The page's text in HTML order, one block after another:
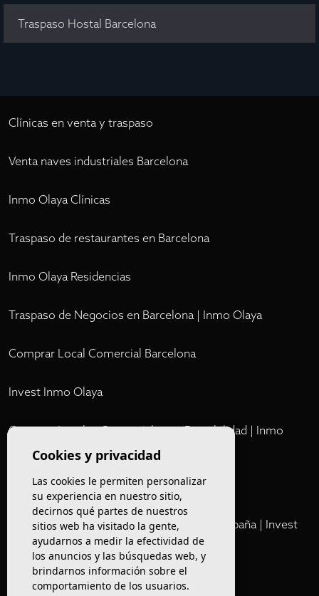
Traspaso Hostal Barcelona
Clínicas en venta y traspaso
Venta naves industriales Barcelona
Inmo Olaya Clínicas
Traspaso de restaurantes en Barcelona
Inmo Olaya Residencias
Traspaso de Negocios en Barcelona | Inmo Olaya
Comprar Local Comercial Barcelona
Invest Inmo Olaya
Comprar Locales Comerciales en Rentabilidad | Inmo
Olaya
Cartera Privada de Activos Hoteleros en España | Invest
Inmo Olaya
Venta de edificios
Cookies y privacidad
Las cookies le permiten personalizar
su experiencia en nuestro sitio,
decirnos qué partes de nuestros
sitios web ha visitado la gente,
ayudarnos a medir la efectividad de
los anuncios y las búsquedas web, y
brindarnos información sobre el
comportamiento de los usuarios.